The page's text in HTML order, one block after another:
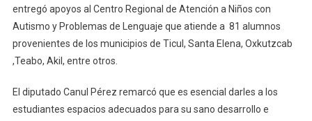
Pérez
Entrega
Apoyos
Del
Centro
entregó apoyos al Centro Regional de Atención a Niños con
Autismo y Problemas de Lenguaje que atiende a 81 alumnos
provenientes de los municipios de Ticul, Santa Elena, Oxkutzcab
,Teabo, Akil, entre otros.
El diputado Canul Pérez remarcó que es esencial darles a los
estudiantes espacios adecuados para su sano desarrollo e